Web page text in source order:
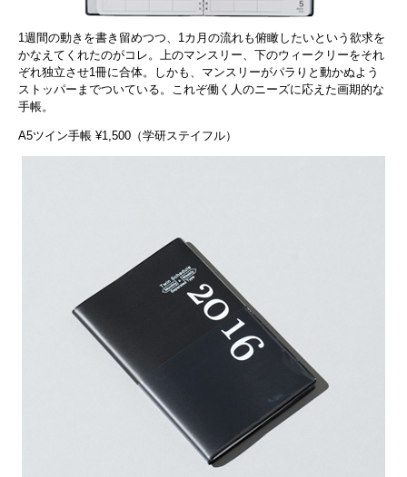
1週間の動きを書き留めつつ、1カ月の流れも俯瞰したいという欲求を
かなえてくれたのがコレ。上のマンスリー、下のウィークリーをそれ
ぞれ独立させ1冊に合体。しかも、マンスリーがパラりと動かぬよう
ストッパーまでついている。これぞ働く人のニーズに応えた画期的な
手帳。
A5ツイン手帳 ¥1,500（学研ステイフル）